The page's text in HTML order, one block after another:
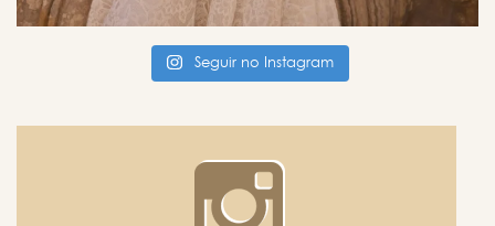
Seguir no Instagram